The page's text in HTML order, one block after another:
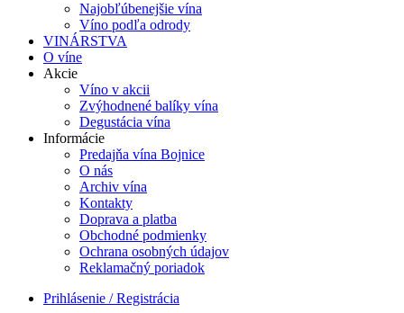
Najobľúbenejšie vína
Víno podľa odrody
VINÁRSTVA
O víne
Akcie
Víno v akcii
Zvýhodnené balíky vína
Degustácia vína
Informácie
Predajňa vína Bojnice
O nás
Archiv vína
Kontakty
Doprava a platba
Obchodné podmienky
Ochrana osobných údajov
Reklamačný poriadok
Prihlásenie / Registrácia